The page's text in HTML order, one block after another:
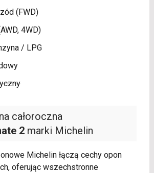
całoroczna
2marki Michelin
Michelin łączą cechy opon
oferując wszechstronne
(FWD)
4WD)
/ LPG